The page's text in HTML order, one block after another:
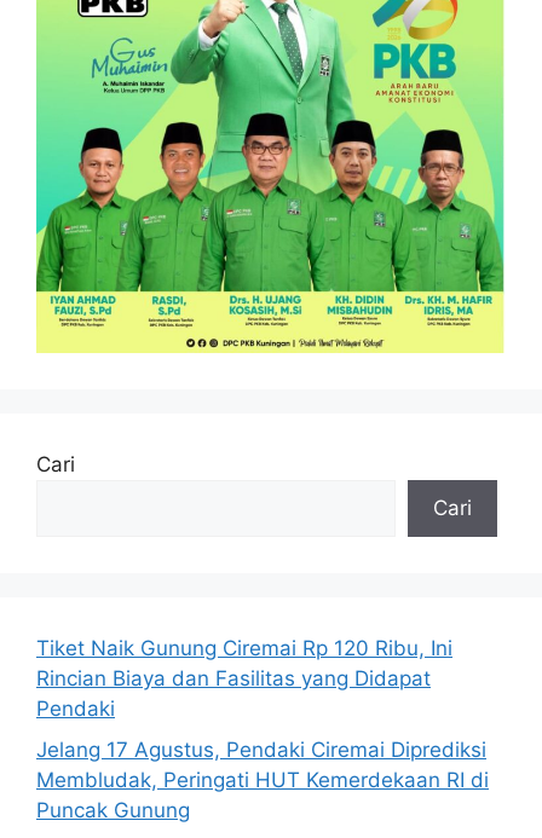
Cari
Cari
Tiket Naik Gunung Ciremai Rp 120 Ribu, Ini
Rincian Biaya dan Fasilitas yang Didapat
Pendaki
Jelang 17 Agustus, Pendaki Ciremai Diprediksi
Membludak, Peringati HUT Kemerdekaan RI di
Puncak Gunung